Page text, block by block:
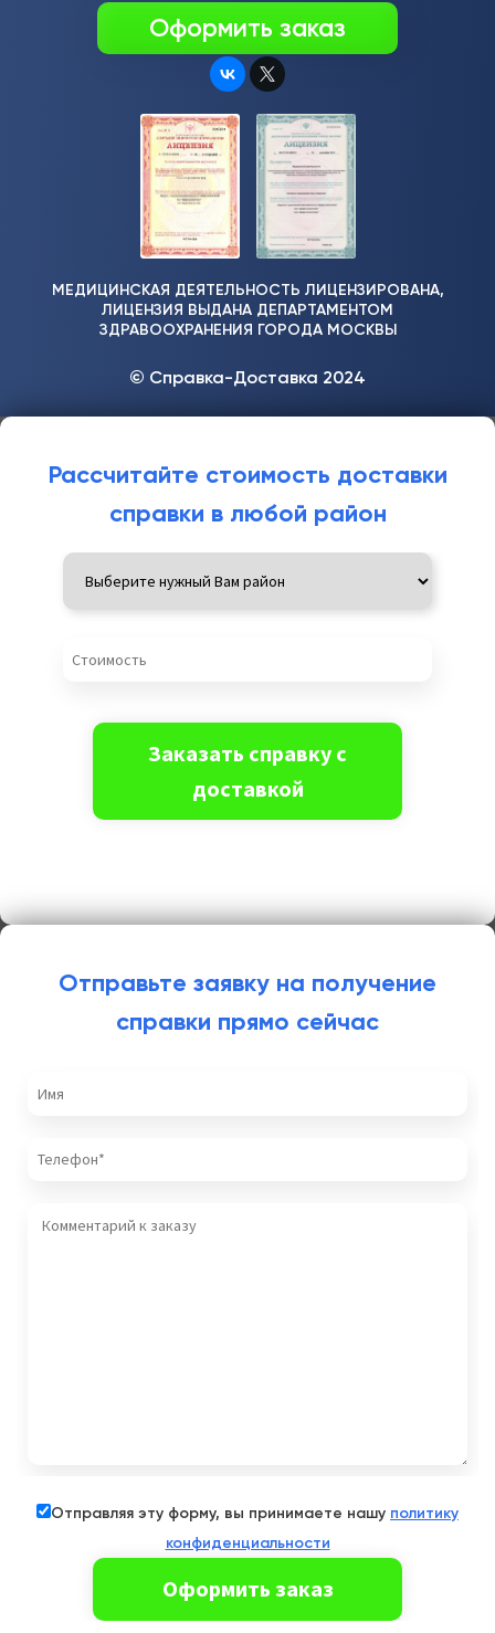
МЕДИЦИНСКАЯ ДЕЯТЕЛЬНОСТЬ ЛИЦЕНЗИРОВАНА,
ЛИЦЕНЗИЯ ВЫДАНА ДЕПАРТАМЕНТОМ
ЗДРАВООХРАНЕНИЯ ГОРОДА МОСКВЫ
Оформить заказ
© Справка-Доставка 2024
Рассчитайте стоимость доставки
справки в любой район
Отправьте заявку на получение
справки прямо сейчас
Отправляя эту форму, вы принимаете нашу политику
конфиденциальности